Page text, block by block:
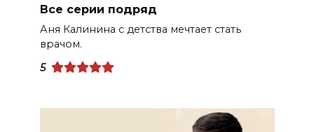
Все серии подряд
Аня Калинина с детства мечтает стать
врачом.
5